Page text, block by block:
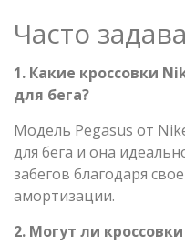
Часто
1. Какие кроссовки
для бега?
Модель Pegasus от
для бега и она
забегов благодаря
амортизации.
2. Могут ли